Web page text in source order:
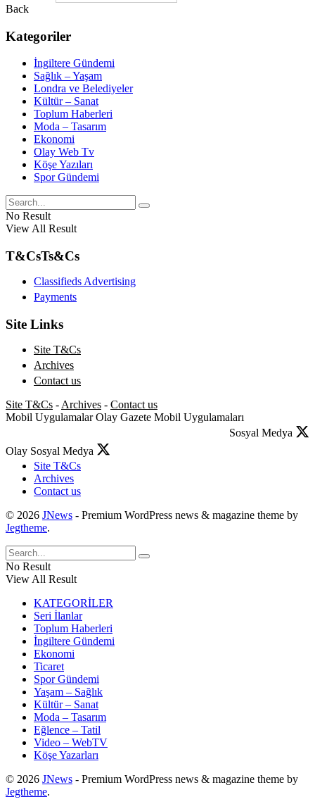
Back
Kategoriler
İngiltere Gündemi
Sağlık – Yaşam
Londra ve Belediyeler
Kültür – Sanat
Toplum Haberleri
Moda – Tasarım
Ekonomi
Olay Web Tv
Köşe Yazıları
Spor Gündemi
No Result
View All Result
T&CsTs&Cs
Classifieds Advertising
Payments
Site Links
Site T&Cs
Archives
Contact us
Site T&Cs - Archives - Contact us
Mobil Uygulamalar Olay Gazete Mobil Uygulamaları
Sosyal Medya
Olay Sosyal Medya
Site T&Cs
Archives
Contact us
© 2026 JNews - Premium WordPress news & magazine theme by
Jegtheme.
No Result
View All Result
KATEGORİLER
Seri İlanlar
Toplum Haberleri
İngiltere Gündemi
Ekonomi
Ticaret
Spor Gündemi
Yaşam – Sağlık
Kültür – Sanat
Moda – Tasarım
Eğlence – Tatil
Video – WebTV
Köşe Yazarları
© 2026 JNews - Premium WordPress news & magazine theme by
Jegtheme.